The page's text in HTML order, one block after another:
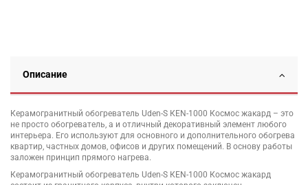
Описание
Керамогранитный обогреватель Uden-S КЕN-1000 Космос жакард – это
не просто обогреватель, а и отличный декоративный элемент любого
интерьера. Его используют для основного и дополнительного обогрева
квартир, частных домов, офисов и других помещений. В основу работы
заложен принцип прямого нагрева.
Керамогранитный обогреватель Uden-S КЕN-1000 Космос жакард